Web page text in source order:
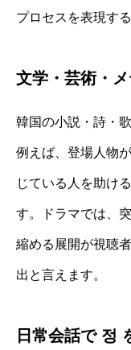
プロセスを表現す
文学・芸術・
韓国の小説・詩・
例えば、登場人物
じている人を助け
す。ドラマでは、
縮める展開が視聴
出と言えます。
日常会話で 정